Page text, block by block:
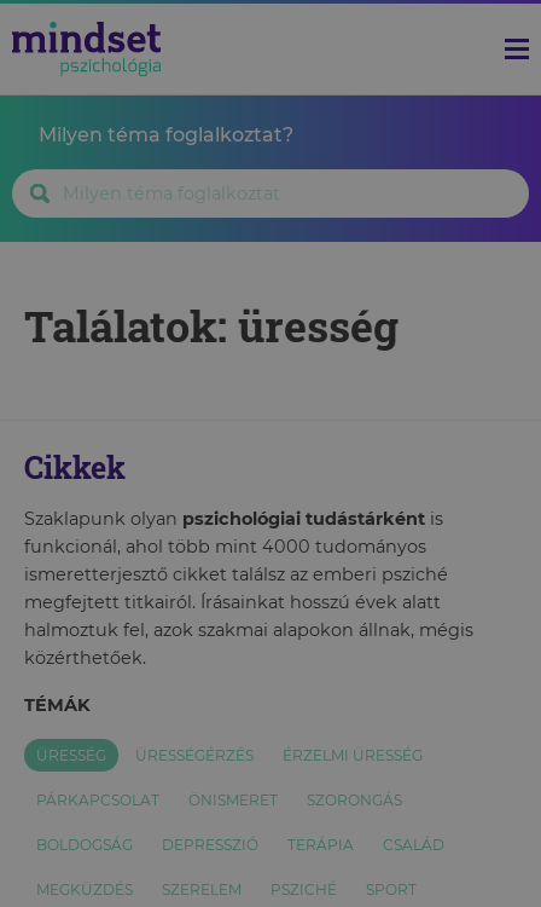
Milyen téma foglalkoztat?
Találatok: üresség
Cikkek
Szaklapunk olyan pszichológiai tudástárként is
funkcionál, ahol több mint 4000 tudományos
ismeretterjesztő cikket találsz az emberi psziché
megfejtett titkairól. Írásainkat hosszú évek alatt
halmoztuk fel, azok szakmai alapokon állnak, mégis
közérthetőek.
TÉMÁK
ÜRESSÉG ÜRESSÉGÉRZÉS ÉRZELMI ÜRESSÉG
PÁRKAPCSOLAT ÖNISMERET SZORONGÁS
BOLDOGSÁG DEPRESSZIÓ TERÁPIA CSALÁD
MEGKÜZDÉS SZERELEM PSZICHÉ SPORT